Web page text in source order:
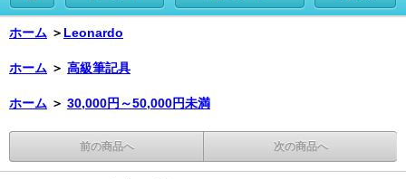
ホーム ＞ Leonardo
ホーム ＞ 高級筆記具
ホーム ＞ 30,000円～50,000円未満
前の商品へ 次の商品へ